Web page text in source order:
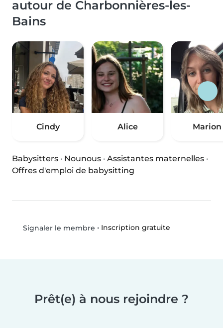
autour de Charbonnières-les-
Bains
Cindy Alice Marion
Babysitters · Nounous · Assistantes maternelles ·
Offres d'emploi de babysitting
Signaler le membre • Inscription gratuite
Prêt(e) à nous rejoindre ?